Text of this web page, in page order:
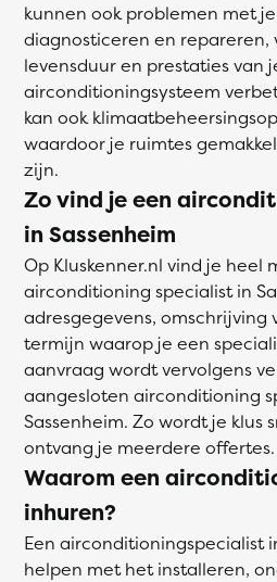
kunnen ook problemen met
diagnosticeren en repareren,
levensduur en prestaties van
airconditioningsysteem
kan ook
waardoor je ruimtes
zijn.
Zo vind je een
in Sassenheim
Op Kluskenner.nl vind je heel
airconditioning specialist in
adresgegevens, omschrijving
termijn waarop je een
aanvraag wordt vervolgens
aangesloten airconditioning
Sassenheim. Zo wordt je klus
ontvang je meerdere offertes.
Waarom een
inhuren?
Een airconditioningspecialist
helpen met het installeren,